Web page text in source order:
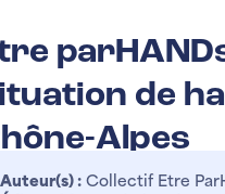
de
Alpes
Auteur(s) : Collectif Etre